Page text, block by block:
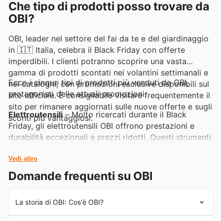
Che tipo di prodotti posso trovare da
OBI?
OBI, leader nel settore del fai da te e del giardinaggio
in 🇮🇹 Italia, celebra il Black Friday con offerte
imperdibili. I clienti potranno scoprire una vasta
gamma di prodotti scontati nei volantini settimanali e
nei cataloghi, con promozioni esclusive disponibili sul
sito ufficiale. È consigliabile visitare frequentemente il
sito per rimanere aggiornati sulle nuove offerte e sugli
sconti più vantaggiosi.
Ecco i cinque tipi di prodotti più venduti da OBI,
protagonisti delle attuali promozioni:
Elettroutensili– Molto ricercati durante il Black
Friday, gli elettroutensili OBI offrono prestazioni e
durabilità eccezionali a prezzi ridotti. Questi strumenti
presenti nei volantini settimanali OBI e sul sito,
garantendo agli appassionati del fai da te un
eccezionale rapporto qualità-prezzo.
Arredo Giardino– L'arredo giardino OBI riscuote
sempre un grande successo, specialmente in
Vedi altro
Domande frequenti su OBI
La storia di OBI: Cos'è OBI?